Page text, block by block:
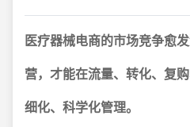
医疗器械电商的市场竞争愈
营，才能在流量、转化、复
细化、科学化管理。